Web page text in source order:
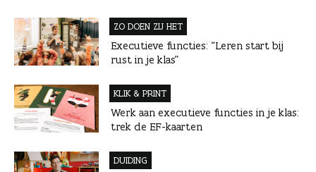
ZO DOEN ZIJ HET
Executieve functies: “Leren start bij
rust in je klas”
KLIK & PRINT
Werk aan executieve functies in je klas:
trek de EF-kaarten
DUIDING